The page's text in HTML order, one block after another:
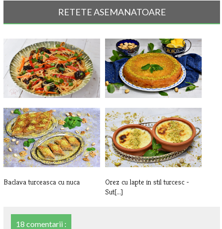
RETETE ASEMANATOARE
Taitei de orez cu legume
Kunefe, desertul traditional
turces[...]
Baclava turceasca cu nuca
Orez cu lapte in stil turcesc -
Sut[...]
18 comentarii :